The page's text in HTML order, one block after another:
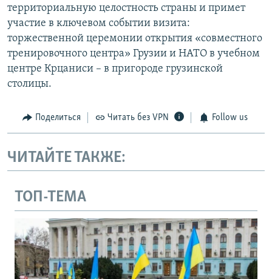
территориальную целостность страны и примет
участие в ключевом событии визита:
торжественной церемонии открытия «совместного
тренировочного центра» Грузии и НАТО в учебном
центре Крцаниси – в пригороде грузинской
столицы.
Поделиться Читать без VPN Follow us
ЧИТАЙТЕ ТАКЖЕ:
ТОП-ТЕМА